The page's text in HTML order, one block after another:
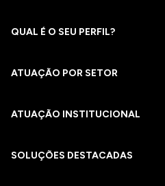
QUAL É O SEU PERFIL?
ATUAÇÃO POR SETOR
ATUAÇÃO INSTITUCIONAL
SOLUÇÕES DESTACADAS